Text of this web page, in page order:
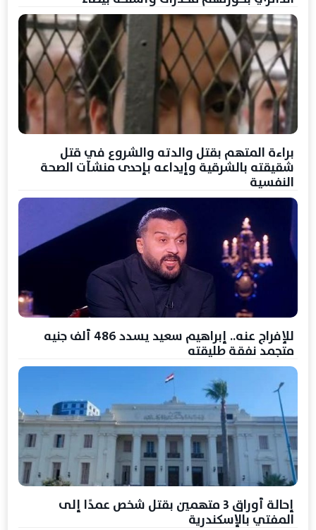
براءة المتهم بقتل والدته والشروع في قتل
شقيقته بالشرقية وإيداعه بإحدى منشآت الصحة
النفسية
للإفراج عنه.. إبراهيم سعيد يسدد 486 ألف جنيه
متجمد نفقة طليقته
إحالة أوراق 3 متهمين بقتل شخص عمدًا إلى
المفتي بالإسكندرية